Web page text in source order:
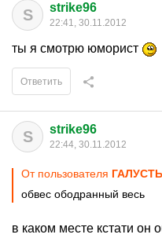
S strike96
22:41, 30.11.2012
ты я смотрю юморист
Ответить
S strike96
22:44, 30.11.2012
От пользователя
обвес ободранный весь
в каком месте кстати он